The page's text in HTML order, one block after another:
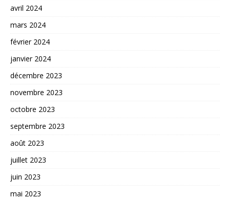
avril 2024
mars 2024
février 2024
janvier 2024
décembre 2023
novembre 2023
octobre 2023
septembre 2023
août 2023
juillet 2023
juin 2023
mai 2023